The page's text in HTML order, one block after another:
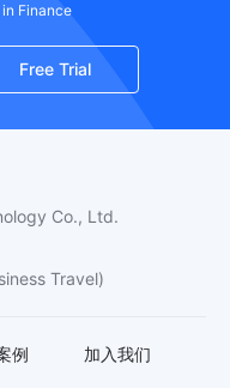
Finance
Free Trial
Co., Ltd.
Travel)
例 加入我们